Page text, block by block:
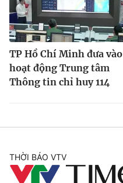
TP Hồ Chí Minh đưa vào
hoạt động Trung tâm
Thông tin chỉ huy 114
THỜI BÁO VTV